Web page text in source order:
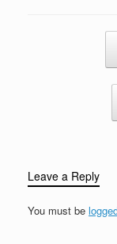
dichnichts bleibt
Leave a Reply
You must be